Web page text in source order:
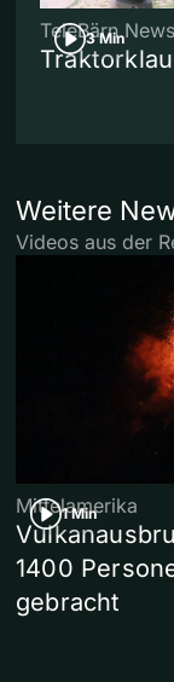
3 Min
TeleBärn News
Traktorklau
Weitere
Videos aus der
1 Min
Mittelamerika
1400
gebracht